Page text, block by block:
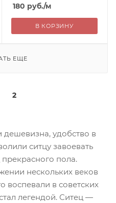
180 руб./м
В КОРЗИНУ
ЕЩЕ
2
удобство в
ситцу завоевать
пола.
нескольких веков
воспевали в советских
легендой. Ситец —